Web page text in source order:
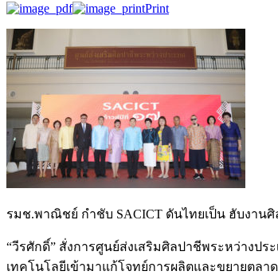
Print
รมช.พาณิชย์ กำชับ SACICT ดันไทยเป็น ฮับงาน
“วีรศักดิ์” สั่งการศูนย์ส่งเสริมศิลปาชีพระหว่างป
เทคโนโลยีเข้ามาแก้โจทย์​การผลิตและขยายตล